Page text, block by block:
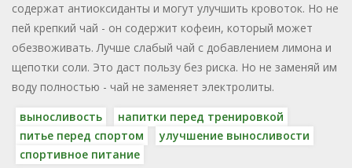
содержат антиоксиданты и могут улучшить кровоток. Но не
пей крепкий чай - он содержит кофеин, который может
обезвоживать. Лучше слабый чай с добавлением лимона и
щепотки соли. Это даст пользу без риска. Но не заменяй им
воду полностью - чай не заменяет электролиты.
выносливость
напитки перед тренировкой
питье перед спортом
улучшение выносливости
спортивное питание